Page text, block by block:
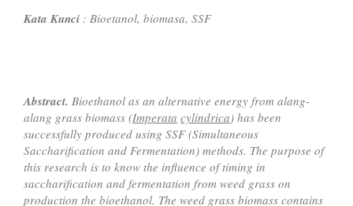
Kata Kunci : Bioetanol, biomasa, SSF
Abstract. Bioethanol as an alternative energy from alang-
alang grass biomass (Imperata cylindrica) has been
successfully produced using SSF (Simultaneous
Saccharification and Fermentation) methods. The purpose of
this research is to know the influence of timing in
saccharification and fermentation from weed grass on
production the bioethanol. The weed grass biomass contains